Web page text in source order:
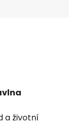
a životní